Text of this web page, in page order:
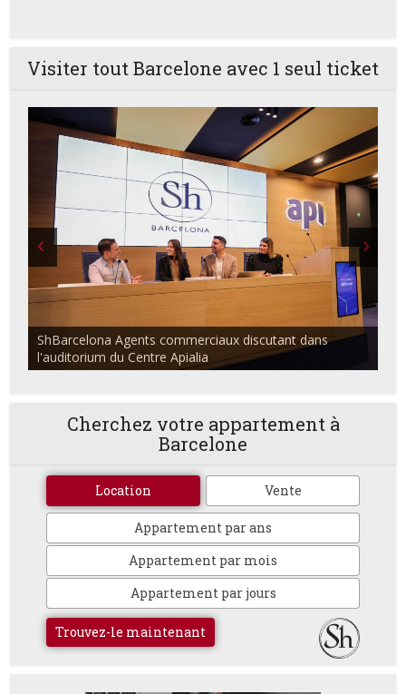
Visiter tout Barcelone avec 1 seul ticket
ShBarcelona Agents commerciaux discutant dans
l'auditorium du Centre Apialia
Cherchez votre appartement à
Barcelone
Location Vente
Appartement par ans
Appartement par mois
Appartement par jours
Trouvez-le maintenant